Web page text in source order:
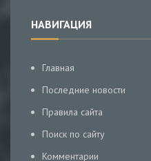
НАВИГАЦИЯ
Главная
Последние новости
Правила сайта
Поиск по сайту
Комментарии